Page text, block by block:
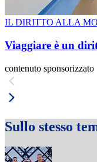
IL DIRITTO ALLA
Viaggiare è un
contenuto sponsorizzato
Sullo stesso